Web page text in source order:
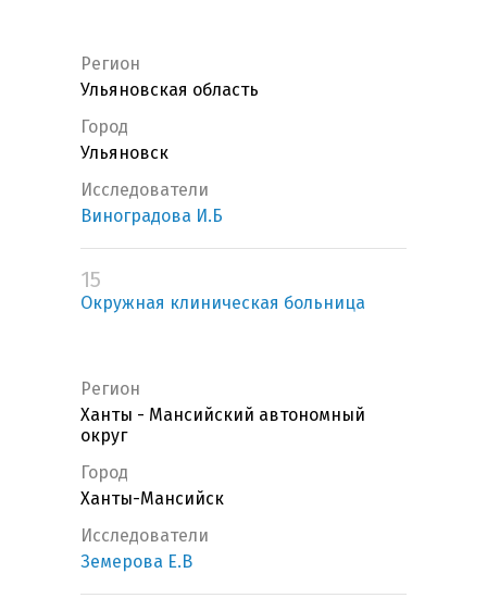
Регион
Ульяновская область
Город
Ульяновск
Исследователи
Виноградова И.Б
15
Окружная клиническая больница
Регион
Ханты - Мансийский автономный
округ
Город
Ханты-Мансийск
Исследователи
Земерова Е.В